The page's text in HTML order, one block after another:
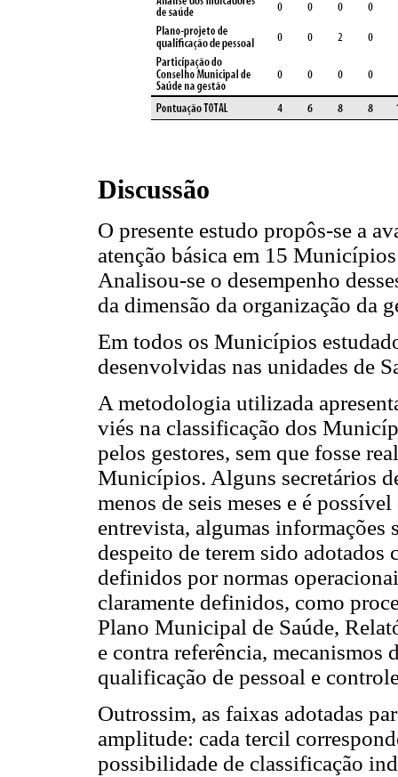
Discussão
O presente estudo propôs-se a
atenção básica em 15
Analisou-se o desempenho
da dimensão da organização da
Em todos os Municípios
desenvolvidas nas unidades de
A metodologia utilizada
viés na classificação dos
pelos gestores, sem que fosse
Municípios. Alguns secretários
menos de seis meses e é
entrevista, algumas informações
despeito de terem sido adotados
definidos por normas
claramente definidos, como
Plano Municipal de Saúde,
e contra referência, mecanismos
qualificação de pessoal e
Outrossim, as faixas adotadas
amplitude: cada tercil
possibilidade de classificação